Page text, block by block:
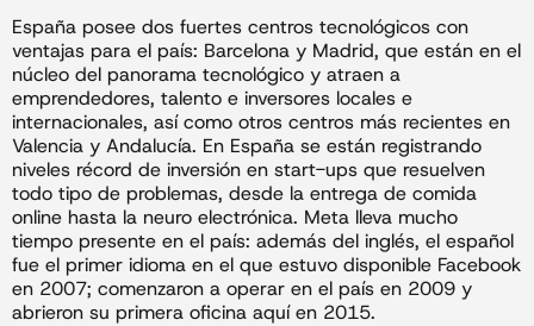
España posee dos fuertes centros tecnológicos con
ventajas para el país: Barcelona y Madrid, que están en el
núcleo del panorama tecnológico y atraen a
emprendedores, talento e inversores locales e
internacionales, así como otros centros más recientes en
Valencia y Andalucía. En España se están registrando
niveles récord de inversión en start-ups que resuelven
todo tipo de problemas, desde la entrega de comida
online hasta la neuro electrónica. Meta lleva mucho
tiempo presente en el país: además del inglés, el español
fue el primer idioma en el que estuvo disponible Facebook
en 2007; comenzaron a operar en el país en 2009 y
abrieron su primera oficina aquí en 2015.